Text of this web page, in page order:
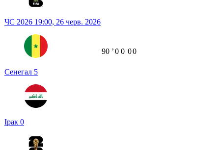
ЧС 2026 19:00, 26 черв. 2026
Сенегал 5
Ірак 0
90 ʼ0 0 00